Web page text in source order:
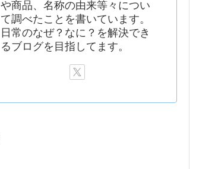
や商品、名称の由来等々につい
て調べたことを書いています。
日常のなぜ？なに？を解決でき
るブログを目指してます。